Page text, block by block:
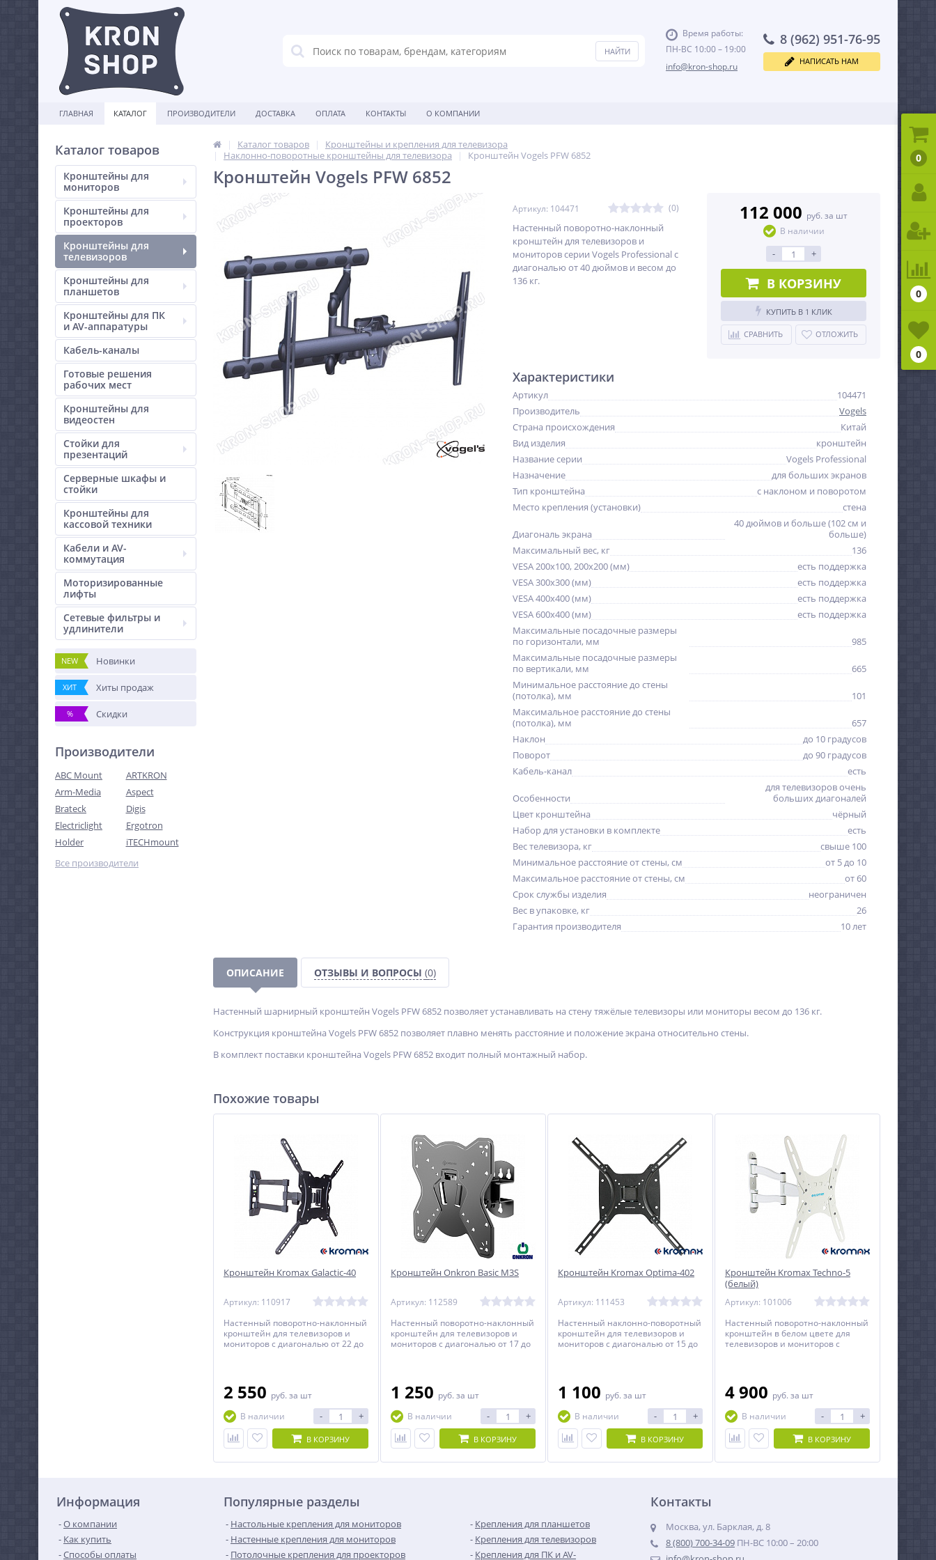
Время работы:
ПН-ВС 10:00 – 19:00
info@kron-shop.ru
8 (962) 951-76-95
НАПИСАТЬ НАМ
ГЛАВНАЯ КАТАЛОГ ПРОИЗВОДИТЕЛИ ДОСТАВКА ОПЛАТА КОНТАКТЫ О КОМПАНИИ
Каталог товаров
Кронштейны для
мониторов
Кронштейны для
проекторов
Кронштейны для
телевизоров
Кронштейны для
планшетов
Кронштейны для ПК
и AV-аппаратуры
Кабель-каналы
Готовые решения
рабочих мест
Кронштейны для
видеостен
Стойки для
презентаций
Серверные шкафы и
стойки
Кронштейны для
кассовой техники
Кабели и AV-
коммутация
Моторизированные
лифты
Сетевые фильтры и
удлинители
NEW Новинки
ХИТ Хиты продаж
% Скидки
Производители
ABC Mount
ARTKRON
Arm-Media
Aspect
Brateck
Digis
Electriclight
Ergotron
Holder
iTECHmount
Все производители
Каталог товаров
Кронштейны и крепления для телевизора
Наклонно-поворотные кронштейны для телевизора
Кронштейн Vogels PFW 6852
Кронштейн Vogels PFW 6852
Артикул: 104471 (0)
Настенный поворотно-наклонный
кронштейн для телевизоров и
мониторов серии Vogels Professional с
диагональю от 40 дюймов и весом до
136 кг.
112 000 руб. за шт
В наличии
- +
В КОРЗИНУ
КУПИТЬ В 1 КЛИК
СРАВНИТЬ ОТЛОЖИТЬ
Характеристики
Артикул
104471
Производитель
Vogels
Страна происхождения
Китай
Вид изделия
кронштейн
Название серии
Vogels Professional
Назначение
для больших экранов
Тип кронштейна
с наклоном и поворотом
Место крепления (установки)
стена
Диагональ экрана
40 дюймов и больше (102 см и
больше)
Максимальный вес, кг
136
VESA 200x100, 200x200 (мм)
есть поддержка
VESA 300x300 (мм)
есть поддержка
VESA 400x400 (мм)
есть поддержка
VESA 600x400 (мм)
есть поддержка
Максимальные посадочные размеры
по горизонтали, мм
985
Максимальные посадочные размеры
по вертикали, мм
665
Минимальное расстояние до стены
(потолка), мм
101
Максимальное расстояние до стены
(потолка), мм
657
Наклон
до 10 градусов
Поворот
до 90 градусов
Кабель-канал
есть
Особенности
для телевизоров очень
больших диагоналей
Цвет кронштейна
чёрный
Набор для установки в комплекте
есть
Вес телевизора, кг
свыше 100
Минимальное расстояние от стены, см
от 5 до 10
Максимальное расстояние от стены, см
от 60
Срок службы изделия
неограничен
Вес в упаковке, кг
26
Гарантия производителя
10 лет
ОПИСАНИЕ ОТЗЫВЫ И ВОПРОСЫ (0)
Настенный шарнирный кронштейн Vogels PFW 6852 позволяет устанавливать на стену тяжёлые телевизоры или мониторы весом до 136 кг.
Конструкция кронштейна Vogels PFW 6852 позволяет плавно менять расстояние и положение экрана относительно стены.
В комплект поставки кронштейна Vogels PFW 6852 входит полный монтажный набор.
Похожие товары
Кронштейн Kromax Galactic-40
Артикул: 110917
Настенный поворотно-наклонный
кронштейн для телевизоров и
мониторов с диагональю от 22 до
2 550 руб. за шт
В наличии
- +
В КОРЗИНУ
Кронштейн Onkron Basic M3S
Артикул: 112589
Настенный поворотно-наклонный
кронштейн для телевизоров и
мониторов с диагональю от 17 до
1 250 руб. за шт
В наличии
- +
В КОРЗИНУ
Кронштейн Kromax Optima-402
Артикул: 111453
Настенный наклонно-поворотный
кронштейн для телевизоров и
мониторов с диагональю от 15 до
1 100 руб. за шт
В наличии
- +
В КОРЗИНУ
Кронштейн Kromax Techno-5
(белый)
Артикул: 101006
Настенный поворотно-наклонный
кронштейн в белом цвете для
телевизоров и мониторов с
4 900 руб. за шт
В наличии
- +
В КОРЗИНУ
Информация
О компании
Как купить
Способы оплаты
Популярные разделы
Настольные крепления для мониторов
Настенные крепления для мониторов
Потолочные крепления для проекторов
Крепления для планшетов
Крепления для телевизоров
Крепления для ПК и AV-
Контакты
Москва, ул. Барклая, д. 8
8 (800) 700-34-09 ПН-ВС 10:00 – 20:00
0
0
0